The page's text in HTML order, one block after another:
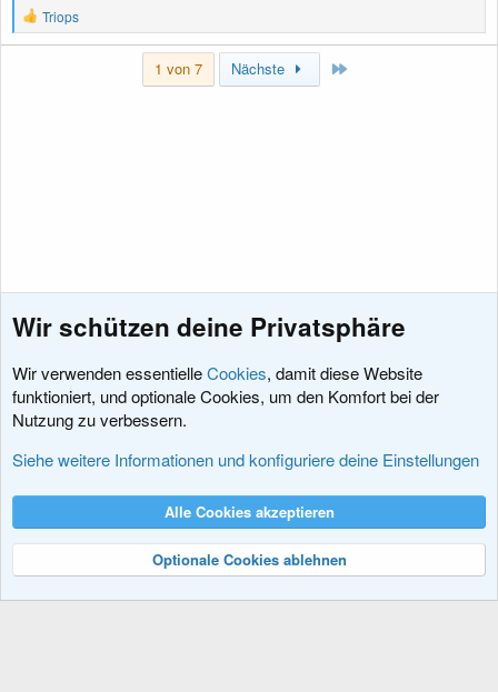
R
e
a
Triops
1 von 7 Nächste
XenForo Produkte
Nutzungsbedingungen Datenschutz
R
Community platform by XenForo® © 2010-2024 XenForo Ltd.
Wir schützen deine Privatsphäre
Wir verwenden essentielleCookies, damit diese Website
funktioniert, und optionale Cookies, um den Komfort bei der
Nutzung zu verbessern.
Siehe weitere Informationen und konfiguriere deine Einstellungen
Alle Cookies akzeptieren
Optionale Cookies ablehnen